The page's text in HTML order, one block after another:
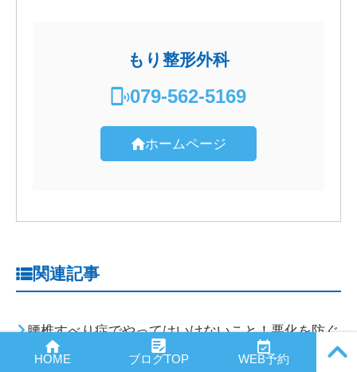
もり整形外科
079-562-5169
ホームページ
関連記事
腰椎すべり症でやってはいけないこと！悪化を防ぐ
生活習慣のポイントを解説
HOME ブログTOP WEB予約
PAGE
TOP